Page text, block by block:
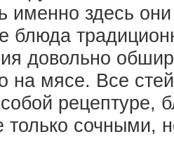
именно здесь они
блюда
довольно
на мясе. Все
рецептуре,
только сочными,